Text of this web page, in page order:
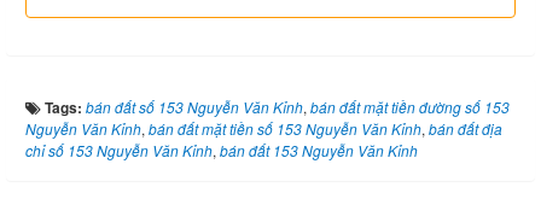
Tags: bán đất số 153 Nguyễn Văn Kỉnh, bán đất mặt tiền đường số 153
Nguyễn Văn Kỉnh, bán đất mặt tiền số 153 Nguyễn Văn Kỉnh, bán đất địa
chỉ số 153 Nguyễn Văn Kỉnh, bán đất 153 Nguyễn Văn Kỉnh